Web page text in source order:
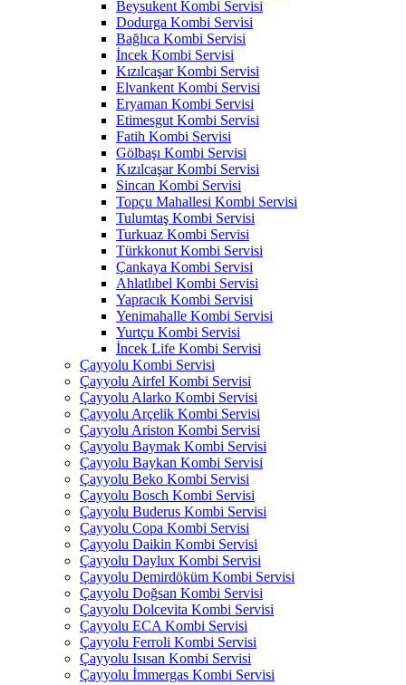
Beysukent Kombi Servisi
Dodurga Kombi Servisi
Bağlıca Kombi Servisi
İncek Kombi Servisi
Kızılcaşar Kombi Servisi
Elvankent Kombi Servisi
Eryaman Kombi Servisi
Etimesgut Kombi Servisi
Fatih Kombi Servisi
Gölbaşı Kombi Servisi
Kızılcaşar Kombi Servisi
Sincan Kombi Servisi
Topçu Mahallesi Kombi Servisi
Tulumtaş Kombi Servisi
Turkuaz Kombi Servisi
Türkkonut Kombi Servisi
Çankaya Kombi Servisi
Ahlatlıbel Kombi Servisi
Yapracık Kombi Servisi
Yenimahalle Kombi Servisi
Yurtçu Kombi Servisi
İncek Life Kombi Servisi
Çayyolu Kombi Servisi
Çayyolu Airfel Kombi Servisi
Çayyolu Alarko Kombi Servisi
Çayyolu Arçelik Kombi Servisi
Çayyolu Ariston Kombi Servisi
Çayyolu Baymak Kombi Servisi
Çayyolu Baykan Kombi Servisi
Çayyolu Beko Kombi Servisi
Çayyolu Bosch Kombi Servisi
Çayyolu Buderus Kombi Servisi
Çayyolu Copa Kombi Servisi
Çayyolu Daikin Kombi Servisi
Çayyolu Daylux Kombi Servisi
Çayyolu Demirdöküm Kombi Servisi
Çayyolu Doğsan Kombi Servisi
Çayyolu Dolcevita Kombi Servisi
Çayyolu ECA Kombi Servisi
Çayyolu Ferroli Kombi Servisi
Çayyolu Isısan Kombi Servisi
Çayyolu İmmergas Kombi Servisi